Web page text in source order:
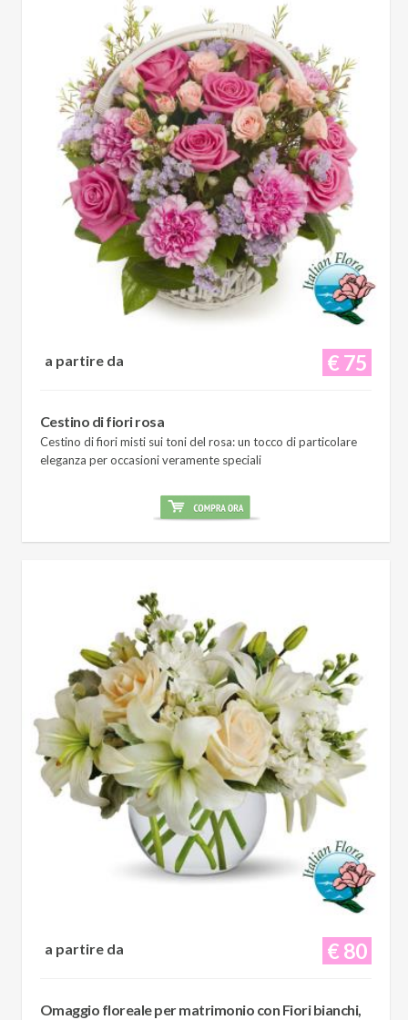
€ 75
a partire da
Cestino di fiori rosa
Cestino di fiori misti sui toni del rosa: un tocco di particolare
eleganza per occasioni veramente speciali
€ 80
a partire da
Omaggio floreale per matrimonio con Fiori bianchi,